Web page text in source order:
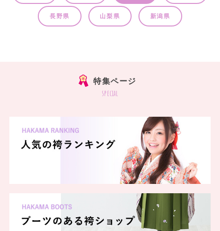
長野県 山梨県 新潟県
特集ページ
special